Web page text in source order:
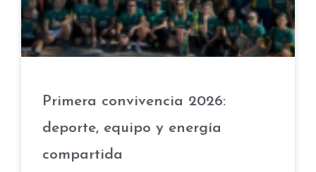
Primera convivencia 2026:
deporte, equipo y energía
compartida